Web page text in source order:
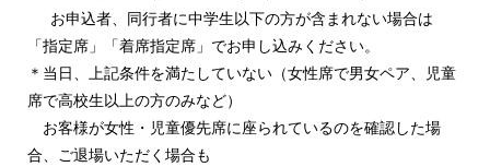
お申込者、同行者に中学生以下の方が含まれない場合は
「指定席」「着席指定席」でお申し込みください。
＊当日、上記条件を満たしていない（女性席で男女ペア、児童
席で高校生以上の方のみなど）
お客様が女性・児童優先席に座られているのを確認した場
合、ご退場いただく場合も